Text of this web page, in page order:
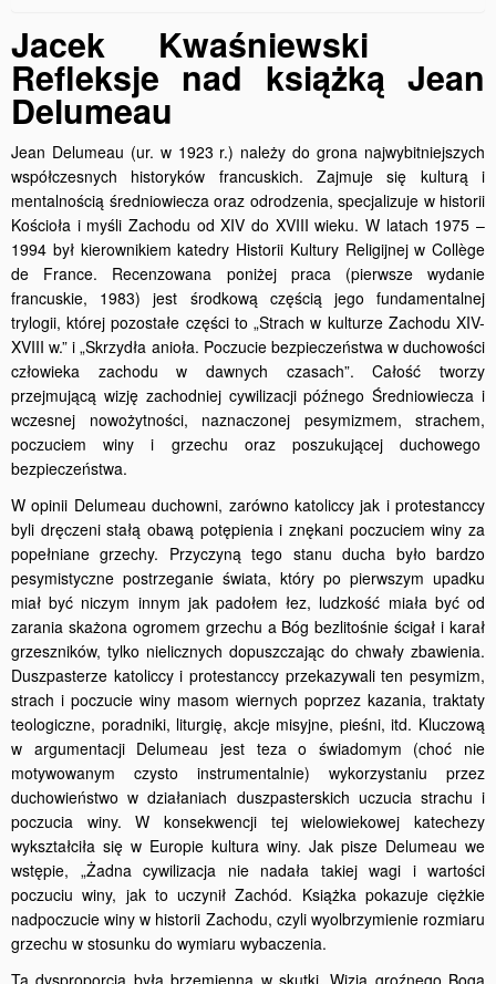
Jacek Kwaśniewski
Refleksje nad książką Jean
Delumeau
Jean Delumeau (ur. w 1923 r.) należy do grona najwybitniejszych
współczesnych historyków francuskich. Zajmuje się kulturą i
mentalnością średniowiecza oraz odrodzenia, specjalizuje w historii
Kościoła i myśli Zachodu od XIV do XVIII wieku. W latach 1975 –
1994 był kierownikiem katedry Historii Kultury Religijnej w Collège
de France. Recenzowana poniżej praca (pierwsze wydanie
francuskie, 1983) jest środkową częścią jego fundamentalnej
trylogii, której pozostałe części to „Strach w kulturze Zachodu XIV-
XVIII w.” i „Skrzydła anioła. Poczucie bezpieczeństwa w duchowości
człowieka zachodu w dawnych czasach”. Całość tworzy
przejmującą wizję zachodniej cywilizacji późnego Średniowiecza i
wczesnej nowożytności, naznaczonej pesymizmem, strachem,
poczuciem winy i grzechu oraz poszukującej duchowego
bezpieczeństwa.
W opinii Delumeau duchowni, zarówno katoliccy jak i protestanccy
byli dręczeni stałą obawą potępienia i znękani poczuciem winy za
popełniane grzechy. Przyczyną tego stanu ducha było bardzo
pesymistyczne postrzeganie świata, który po pierwszym upadku
miał być niczym innym jak padołem łez, ludzkość miała być od
zarania skażona ogromem grzechu a Bóg bezlitośnie ścigał i karał
grzeszników, tylko nielicznych dopuszczając do chwały zbawienia.
Duszpasterze katoliccy i protestanccy przekazywali ten pesymizm,
strach i poczucie winy masom wiernych poprzez kazania, traktaty
teologiczne, poradniki, liturgię, akcje misyjne, pieśni, itd. Kluczową
w argumentacji Delumeau jest teza o świadomym (choć nie
motywowanym czysto instrumentalnie) wykorzystaniu przez
duchowieństwo w działaniach duszpasterskich uczucia strachu i
poczucia winy. W konsekwencji tej wielowiekowej katechezy
wykształciła się w Europie kultura winy. Jak pisze Delumeau we
wstępie, „Żadna cywilizacja nie nadała takiej wagi i wartości
poczuciu winy, jak to uczynił Zachód. Książka pokazuje ciężkie
nadpoczucie winy w historii Zachodu, czyli wyolbrzymienie rozmiaru
grzechu w stosunku do wymiaru wybaczenia.
Ta dysproporcja była brzemienna w skutki. Wizja groźnego Boga